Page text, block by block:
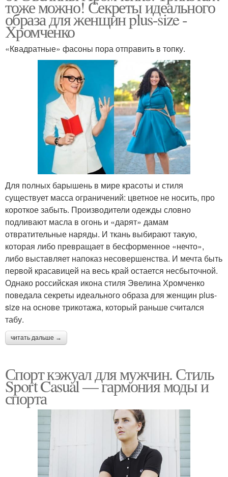
тоже можно! Секреты идеального
образа для женщин plus-size -
Хромченко
«Квадратные» фасоны пора отправить в топку.
Для полных барышень в мире красоты и стиля
существует масса ограничений: цветное не носить, про
короткое забыть. Производители одежды словно
подливают масла в огонь и «дарят» дамам
отвратительные наряды. И ткань выбирают такую,
которая либо превращает в бесформенное «нечто»,
либо выставляет напоказ несовершенства. И мечта быть
первой красавицей на весь край остается несбыточной.
Однако российская икона стиля Эвелина Хромченко
поведала секреты идеального образа для женщин plus-
size на основе трикотажа, который раньше считался
табу.
читать дальше →
Спорт кэжуал для мужчин. Стиль
Sport Casual — гармония моды и
спорта